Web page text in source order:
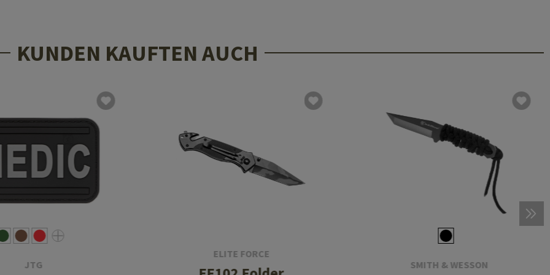
KUNDEN KAUFTEN AUCH
JTG
ELITE FORCE
SMITH & WESSON